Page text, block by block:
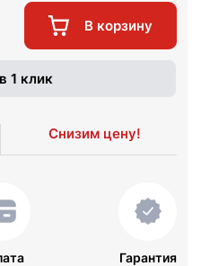
В корзину
1 клик
Снизим цену!
Гарантия